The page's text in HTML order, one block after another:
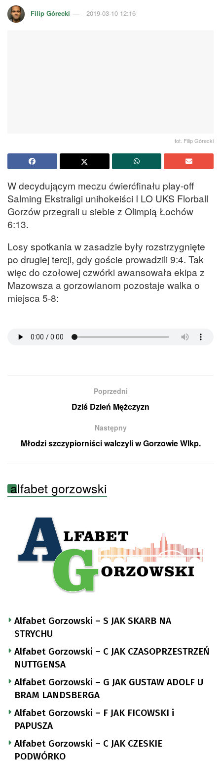
Filip Górecki 2019-03-10 12:16
fot. Filip Górecki
W decydującym meczu ćwierćfinału play-off
Salming Ekstraligi unihokeiści I LO UKS Florball
Gorzów przegrali u siebie z Olimpią Łochów
6:13.
Losy spotkania w zasadzie były rozstrzygnięte
po drugiej tercji, gdy goście prowadzili 9:4. Tak
więc do czołowej czwórki awansowała ekipa z
Mazowsza a gorzowianom pozostaje walka o
miejsca 5-8:
Poprzedni
Dziś Dzień Mężczyzn
Następny
Młodzi szczypiorniści walczyli w Gorzowie Wlkp.
alfabet gorzowski
Alfabet Gorzowski – S JAK SKARB NA
STRYCHU
Alfabet Gorzowski – C JAK CZASOPRZESTRZEŃ
NUTTGENSA
Alfabet Gorzowski – G JAK GUSTAW ADOLF U
BRAM LANDSBERGA
Alfabet Gorzowski – F JAK FICOWSKI i
PAPUSZA
Alfabet Gorzowski – C JAK CZESKIE
PODWÓRKO